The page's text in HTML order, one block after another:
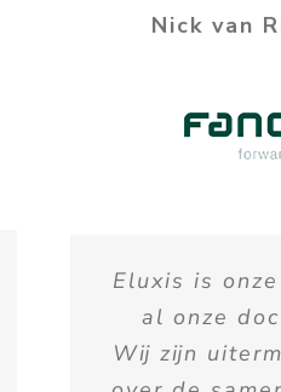
Nick van
Eluxis is
al onze
Wij zijn